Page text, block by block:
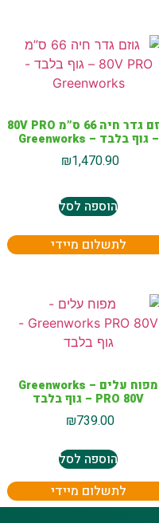
גוזם גדר חיה 66 ס”מ 80V PRO
– גוף בלבד – Greenworks
₪1,470.90
הוספה לסל
לתשלום מיידי
מפוח עלים – Greenworks
PRO 80V – גוף בלבד
₪739.00
הוספה לסל
לתשלום מיידי